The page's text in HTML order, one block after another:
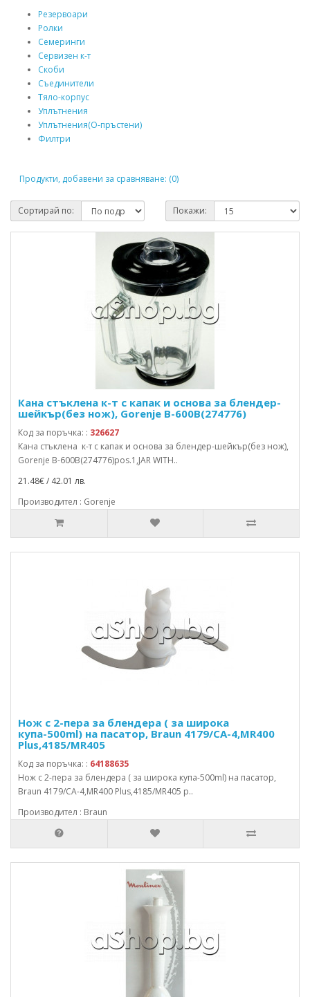
Резервоари
Ролки
Семеринги
Сервизен к-т
Скоби
Съединители
Тяло-корпус
Уплътнения
Уплътнения(О-пръстени)
Филтри
Продукти, добавени за сравняване: (0)
Сортирай по: Покажи:
Кана стъклена к-т с капак и основа за блендер-
шейкър(без нож), Gorenje B-600B(274776)
Код за поръчка: : 326627
Кана стъклена к-т с капак и основа за блендер-шейкър(без нож),
Gorenje B-600B(274776)pos.1,JAR WITH..
21.48€ / 42.01 лв.
Производител : Gorenje
Нож с 2-пера за блендера ( за широка
купа-500ml) на пасатор, Braun 4179/CA-4,MR400
Plus,4185/MR405
Код за поръчка: : 64188635
Нож с 2-пера за блендера ( за широка купа-500ml) на пасатор,
Braun 4179/CA-4,MR400 Plus,4185/MR405 p..
Производител : Braun